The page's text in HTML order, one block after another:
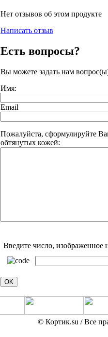
Нет отзывов об этом продукте
Написать отзыв
Есть вопросы?
Вы можете задать нам
Имя:
Email
Пожалуйста, сформулируйте
обтянутых кожей:
Введите число, изображенное
© Кортик.su / Все